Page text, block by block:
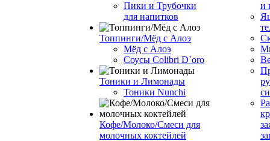
Пики и Трубочки
для напитков
Топпинги/Мёд с Алоэ
Мёд с Алоэ
Соусы Colibri D`oro
Тоники и Лимонады
Тоники Nunchi
Кофе/Молоко/Смеси для
молочных коктейлей
и